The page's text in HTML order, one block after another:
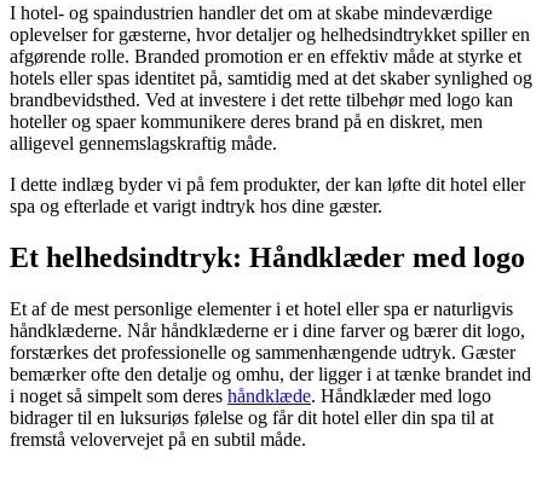
I hotel- og spaindustrien handler det om at skabe mindeværdige
oplevelser for gæsterne, hvor detaljer og helhedsindtrykket spiller en
afgørende rolle. Branded promotion er en effektiv måde at styrke et
hotels eller spas identitet på, samtidig med at det skaber synlighed og
brandbevidsthed. Ved at investere i det rette tilbehør med logo kan
hoteller og spaer kommunikere deres brand på en diskret, men
alligevel gennemslagskraftig måde.
I dette indlæg byder vi på fem produkter, der kan løfte dit hotel eller
spa og efterlade et varigt indtryk hos dine gæster.
Et helhedsindtryk: Håndklæder med logo
Et af de mest personlige elementer i et hotel eller spa er naturligvis
håndklæderne. Når håndklæderne er i dine farver og bærer dit logo,
forstærkes det professionelle og sammenhængende udtryk. Gæster
bemærker ofte den detalje og omhu, der ligger i at tænke brandet ind
i noget så simpelt som deres håndklæde. Håndklæder med logo
bidrager til en luksuriøs følelse og får dit hotel eller din spa til at
fremstå velovervejet på en subtil måde.